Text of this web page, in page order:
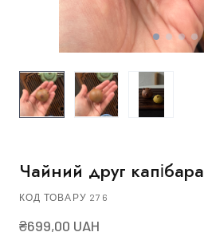
Чайний друг капібара
КОД ТОВАРУ 276
₴699,00 UAH